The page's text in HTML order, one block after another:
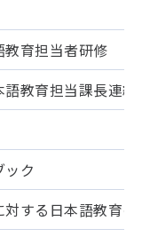
育担当者研修
教育担当課長連絡
ク
対する日本語教